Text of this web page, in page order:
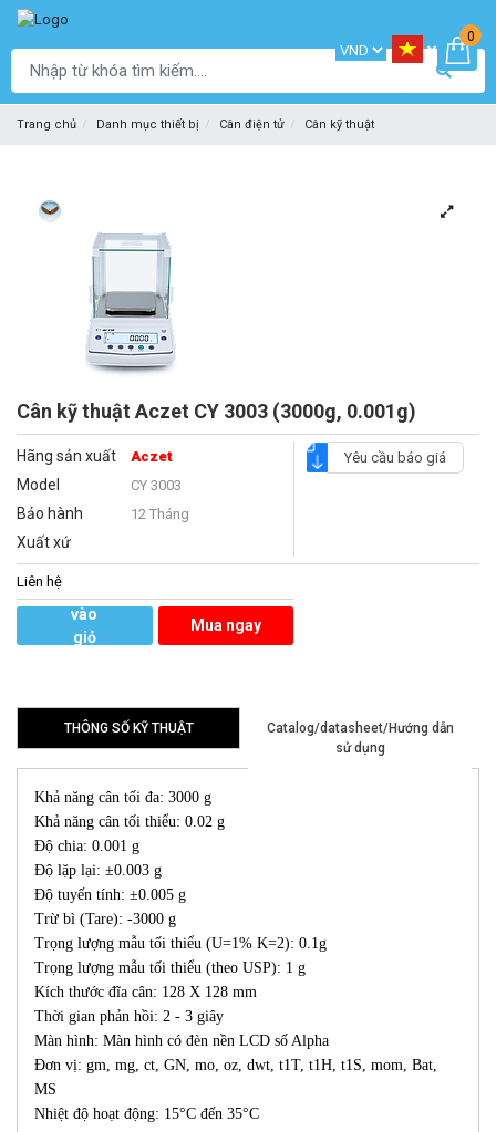
0
Trang chủ Danh mục thiết bị Cân điện tử Cân kỹ thuật
Cân kỹ thuật Aczet CY 3003 (3000g, 0.001g)
Hãng sản xuất Aczet
Model CY 3003
Bảo hành 12 Tháng
Xuất xứ
Yêu cầu báo giá
Liên hệ
vào
giỏ
Mua ngay
THÔNG SỐ KỸ THUẬT
Catalog/datasheet/Hướng dẫn
sử dụng
Khả năng cân tối đa: 3000 g
Khả năng cân tối thiểu: 0.02 g
Độ chia: 0.001 g
Độ lặp lại: ±0.003 g
Độ tuyến tính: ±0.005 g
Trừ bì (Tare): -3000 g
Trọng lượng mẫu tối thiểu (U=1% K=2): 0.1g
Trọng lượng mẫu tối thiểu (theo USP): 1 g
Kích thước đĩa cân: 128 X 128 mm
Thời gian phản hồi: 2 - 3 giây
Màn hình: Màn hình có đèn nền LCD số Alpha
Đơn vị: gm, mg, ct, GN, mo, oz, dwt, t1T, t1H, t1S, mom, Bat,
MS
Nhiệt độ hoạt động: 15°C đến 35°C